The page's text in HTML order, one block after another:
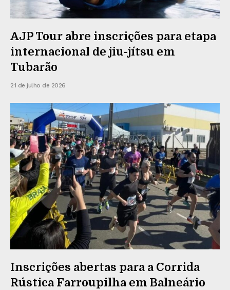
AJP Tour abre inscrições para etapa
internacional de jiu-jítsu em
Tubarão
21 de julho de 2026
Inscrições abertas para a Corrida
Rústica Farroupilha em Balneário